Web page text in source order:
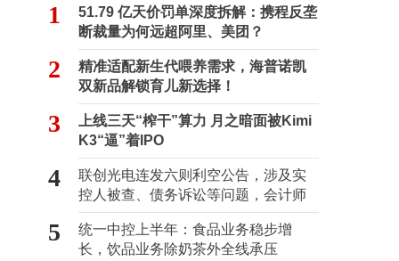
1
51.79 亿天价罚单深度拆解：携程反垄
断裁量为何远超阿里、美团？
2
精准适配新生代喂养需求，海普诺凯
双新品解锁育儿新选择！
3
上线三天“榨干”算力 月之暗面被Kimi
K3“逼”着IPO
4
联创光电连发六则利空公告，涉及实
控人被查、债务诉讼等问题，会计师
事务所曾出具“保留意见”
5
统一中控上半年：食品业务稳步增
长，饮品业务除奶茶外全线承压